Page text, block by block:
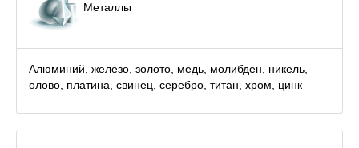
Металлы
Алюминий, железо, золото, медь, молибден, никель,
олово, платина, свинец, серебро, титан, хром, цинк